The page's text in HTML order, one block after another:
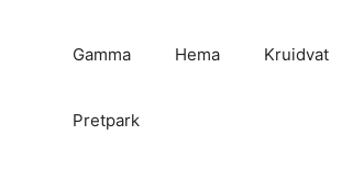
Gamma Hema Kruidvat
Pretpark